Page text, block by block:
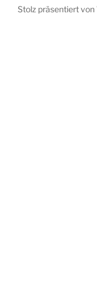
Stolz präsentiert